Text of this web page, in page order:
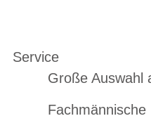
Service
Große Auswahl
Fachmännische